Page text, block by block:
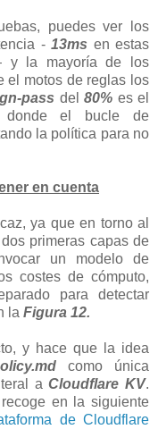
puedes ver los
- 13ms en estas
y la mayoría de los
el motos de reglas los
pass del 80% es el
el bucle de
la política para no
en cuenta
ya que en torno al
primeras capas de
un modelo de
costes de cómputo,
para detectar
la Figura 12.
y hace que la idea
como única
aCloudflare KV.
en la siguiente
de Cloudflare